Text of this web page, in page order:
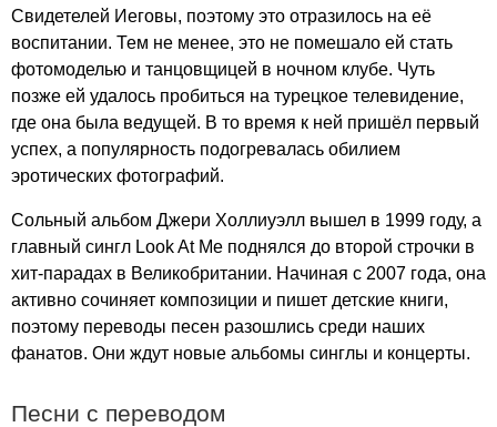
Свидетелей Иеговы, поэтому это отразилось на её
воспитании. Тем не менее, это не помешало ей стать
фотомоделью и танцовщицей в ночном клубе. Чуть
позже ей удалось пробиться на турецкое телевидение,
где она была ведущей. В то время к ней пришёл первый
успех, а популярность подогревалась обилием
эротических фотографий.
Сольный альбом Джери Холлиуэлл вышел в 1999 году, а
главный сингл LookAt Me поднялся до второй строчки в
хит-парадах в Великобритании. Начиная с 2007 года, она
активно сочиняет композиции и пишет детские книги,
поэтому переводы песен разошлись среди наших
фанатов. Они ждут новые альбомы синглы и концерты.
Песни с переводом